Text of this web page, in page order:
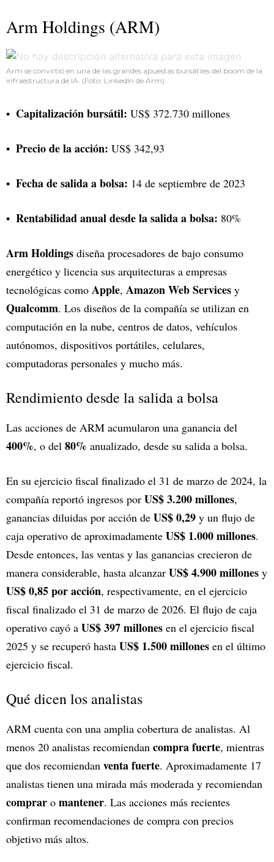
Arm Holdings (ARM)
Arm se convirtió en una de las grandes apuestas bursátiles del boom de la
infraestructura de IA. (Foto: LinkedIn de Arm)
Capitalización bursátil: US$ 372.730 millones
Precio de la acción: US$ 342,93
Fecha de salida a bolsa: 14 de septiembre de 2023
Rentabilidad anual desde la salida a bolsa: 80%
Arm Holdings diseña procesadores de bajo consumo
energético y licencia sus arquitecturas a empresas
tecnológicas como Apple, Amazon Web Services y
Qualcomm. Los diseños de la compañía se utilizan en
computación en la nube, centros de datos, vehículos
autónomos, dispositivos portátiles, celulares,
computadoras personales y mucho más.
Rendimiento desde la salida a bolsa
Las acciones de ARM acumularon una ganancia del
400%, o del 80% anualizado, desde su salida a bolsa.
En su ejercicio fiscal finalizado el 31 de marzo de 2024, la
compañía reportó ingresos por US$ 3.200 millones,
ganancias diluidas por acción de US$ 0,29 y un flujo de
caja operativo de aproximadamente US$ 1.000 millones.
Desde entonces, las ventas y las ganancias crecieron de
manera considerable, hasta alcanzar US$ 4.900 millones y
US$ 0,85 por acción, respectivamente, en el ejercicio
fiscal finalizado el 31 de marzo de 2026. El flujo de caja
operativo cayó a US$ 397 millones en el ejercicio fiscal
2025 y se recuperó hasta US$ 1.500 millones en el último
ejercicio fiscal.
Qué dicen los analistas
ARM cuenta con una amplia cobertura de analistas. Al
menos 20 analistas recomiendan compra fuerte, mientras
que dos recomiendan venta fuerte. Aproximadamente 17
analistas tienen una mirada más moderada y recomiendan
comprar o mantener. Las acciones más recientes
confirman recomendaciones de compra con precios
objetivo más altos.